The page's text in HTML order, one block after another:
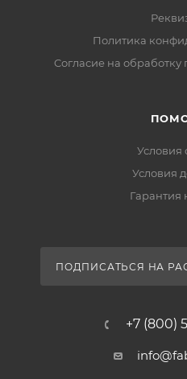
Политика
Cогласие на
Условия
Условия
Гарантия
ПОДПИСАТЬСЯ НА
+7 (800)